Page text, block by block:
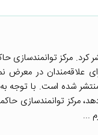
کرد. مرکز توانمندسازی
علاقه‌مندان در معرض
شده است. با توجه به
مرکز توانمندسازی
...